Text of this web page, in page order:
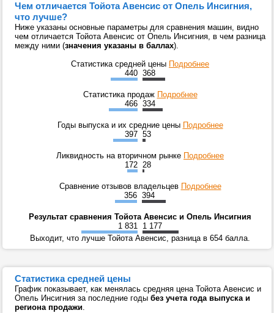
Чем отличается Тойота Авенсис от Опель Инсигния,
что лучше?
Ниже указаны основные параметры для сравнения машин, видно
чем отличается Тойота Авенсис от Опель Инсигния, в чем разница
между ними (значения указаны в баллах).
Статистика средней цены Подробнее
440 368
Статистика продаж Подробнее
466 334
Годы выпуска и их средние цены Подробнее
397 53
Ликвидность на вторичном рынке Подробнее
172 28
Сравнение отзывов владельцев Подробнее
356 394
Результат сравнения Тойота Авенсис и Опель Инсигния
1 831 1 177
Выходит, что лучше Тойота Авенсис, разница в 654 балла.
Статистика средней цены
График показывает, как менялась средняя цена Тойота Авенсис и
Опель Инсигния за последние годы без учета года выпуска и
региона продажи.